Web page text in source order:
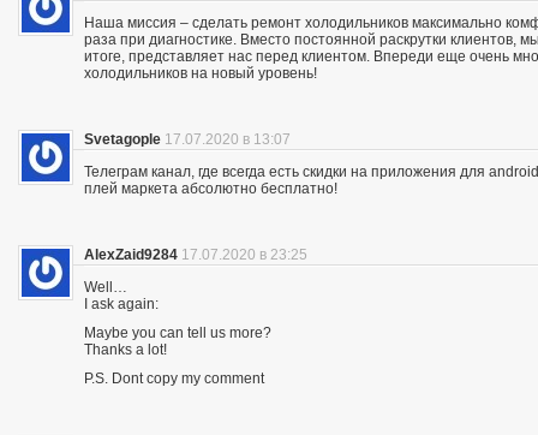
Наша миссия – сделать ремонт холодильников максимально
раза при диагностике. Вместо постоянной раскрутки клиентов,
итоге, представляет нас перед клиентом. Впереди еще очень
холодильников на новый уровень!
Svetagople 17.07.2020 в 13:07
Телеграм канал, где всегда есть скидки на приложения для
плей маркета абсолютно бесплатно!
AlexZaid9284 17.07.2020 в 23:25
Well…
I ask again:
Maybe you can tell us more?
Thanks a lot!
P.S. Dont copy my comment